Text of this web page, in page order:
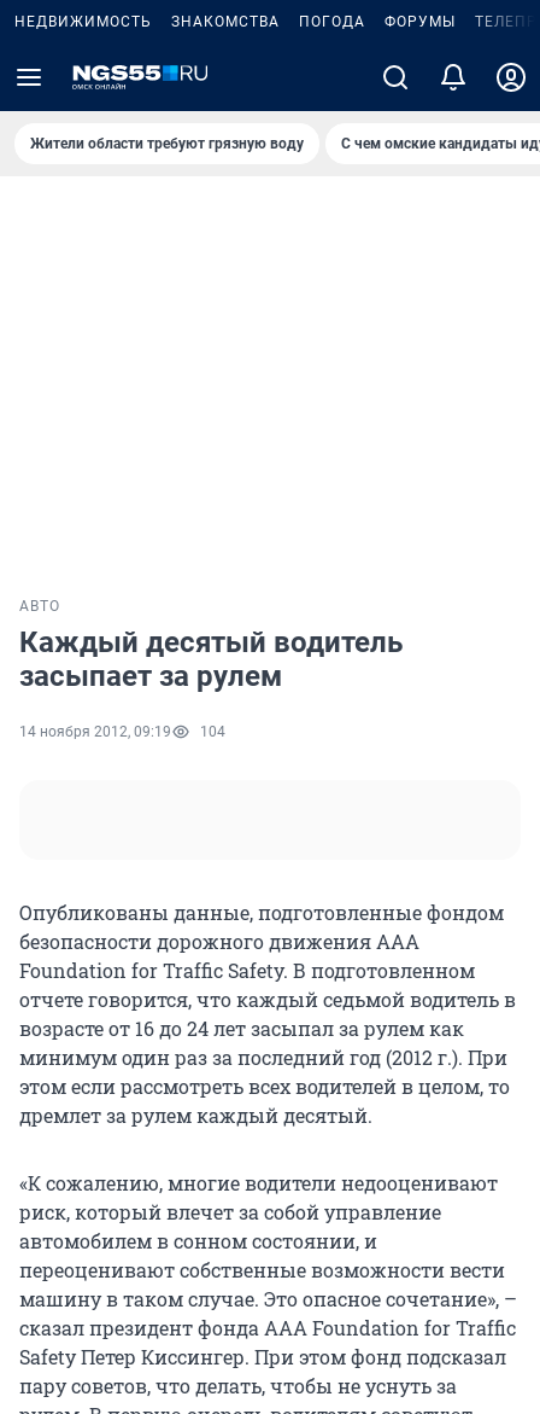
НЕДВИЖИМОСТЬ ЗНАКОМСТВА ПОГОДА ФОРУМЫ
Жители области требуют грязную воду С чем омские кандидаты
АВТО
Каждый десятый водитель
засыпает за рулем
14 ноября 2012, 09:19 104
Опубликованы данные, подготовленные фондом
безопасности дорожного движения AAA
Foundation for Traffic Safety. В подготовленном
отчете говорится, что каждый седьмой водитель в
возрасте от 16 до 24 лет засыпал за рулем как
минимум один раз за последний год (2012 г.). При
этом если рассмотреть всех водителей в целом, то
дремлет за рулем каждый десятый.
«К сожалению, многие водители недооценивают
риск, который влечет за собой управление
автомобилем в сонном состоянии, и
переоценивают собственные возможности вести
машину в таком случае. Это опасное сочетание», –
сказал президент фонда AAA Foundation for Traffic
Safety Петер Киссингер. При этом фонд подсказал
пару советов, что делать, чтобы не уснуть за